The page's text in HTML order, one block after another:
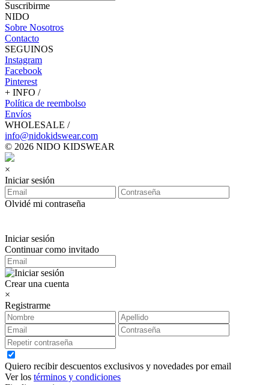
Suscribirme
NIDO
Sobre Nosotros
Contacto
SEGUINOS
Instagram
Facebook
Pinterest
+ INFO /
Política de reembolso
Envíos
WHOLESALE /
info@nidokidswear.com
© 2026 NIDO KIDSWEAR
×
Iniciar sesión
Olvidé mi contraseña
Iniciar sesión
Continuar como invitado
Crear una cuenta
×
Registrarme
Quiero recibir descuentos exclusivos y novedades por email
Ver los términos y condiciones